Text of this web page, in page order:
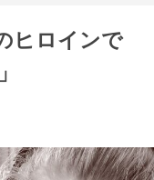
ヒロインで